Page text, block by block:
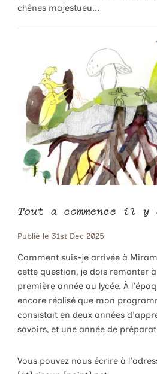
chênes majestueu...
Tout a commencé il y
Publié le 31st Dec 2025
Comment suis-je arrivée à
cette question, je dois remonter
première année au lycée. À
encore réalisé que mon
consistait en deux années
savoirs, et une année de
Vous pouvez nous écrire à